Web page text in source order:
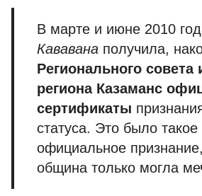
В марте и июне 2010
Кававана получила,
Регионального совета
региона Казаманс
сертификаты
статуса. Это было
официальное
община только могла